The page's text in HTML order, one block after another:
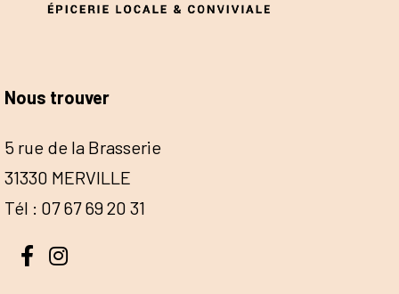
Nous trouver
5 rue de la Brasserie
31330 MERVILLE
Tél : 07 67 69 20 31